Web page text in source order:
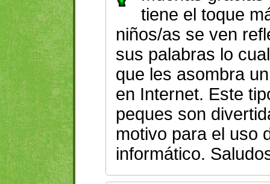
tiene el toque
niños/as se ven
sus palabras lo
que les asombra
en Internet. Este
peques son
motivo para el uso
informático.